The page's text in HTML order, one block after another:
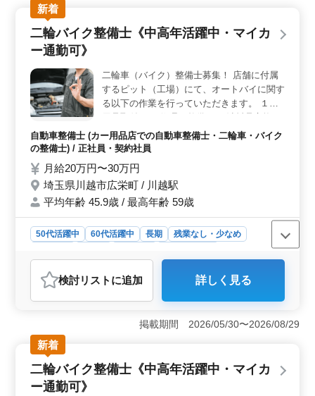
の整備に挑戦できる環境です。 ＜多様な雇用形態と
柔軟性＞ 正社員、契約社員、派遣社員など多彩な雇用
形態で働ける点が特徴です。また車での通勤も可能で朝
のストレスを軽減できます。 ＜幅広いバイクメーカ
ーと即日勤務＞ ホンダ、ヤマハ、スズキ、など多数の
メーカーを取り扱う環境であり、即日勤務可能です。異
なるメーカーのバイクを扱いながら、幅広い技術やノウ
ハウを習得できる点が魅力です。
新着
二輪バイク整備士《中高年活躍中・マイカ
ー通勤可》
二輪車（バイク）整備士募集！ 店舗に付属
するピット（工場）にて、オートバイに関す
る以下の作業を行っていただきます。 １．
用品取付 ２．修理、整備 ３．消耗品交換
（オイル・タイヤ・パッド等） ４．車検受
付 ベテラン50代活躍中ですので、是非ご応
自動車整備士 (カー用品店での自動車整備士・二輪車・バイク
の整備士) / 正社員・契約社員
月給20万円〜30万円
埼玉県川越市広栄町 / 川越駅
平均年齢 45.9歳 / 最高年齢 59歳
50代活躍中 60代活躍中 長期
残業なし・少なめ
おすすめポイント
＜キャリアサポート＞ この求人は、二輪バイク整備の
経験が5年以上ある方を対象としています。これまでの経
ベテランが多く活躍しているため、豊富な知識を持つ同
僚から学ぶことができます。 ＜勤務環境＞ マイカ
ーやバイクでの通勤が可能で、駐車場も無料です。毎日
の通勤をより便利で快適にします。 ＜福利厚生と休
暇＞ 雇用、労災、健康、厚生の各種社会保険が完備さ
検討リスト に追加 詳しく見る
掲載期間 2026/05/30〜2026/08/29
新着
二輪バイク整備士《中高年活躍中・マイカ
ー通勤可》